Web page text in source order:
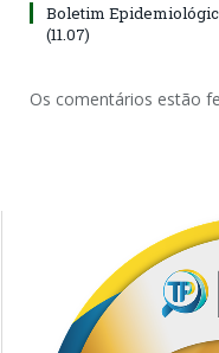
Boletim
(11.07)
Os comentários estão